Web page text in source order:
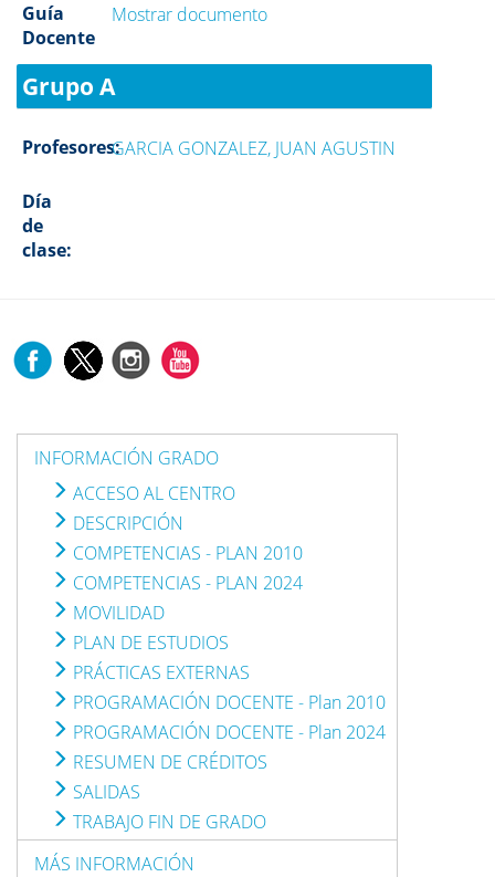
Guía
Docente
Mostrar documento
Grupo A
Profesores:GARCIA GONZALEZ, JUAN AGUSTIN
Día
de
clase:
INFORMACIÓN GRADO
ACCESO AL CENTRO
DESCRIPCIÓN
COMPETENCIAS - PLAN 2010
COMPETENCIAS - PLAN 2024
MOVILIDAD
PLAN DE ESTUDIOS
PRÁCTICAS EXTERNAS
PROGRAMACIÓN DOCENTE - Plan 2010
PROGRAMACIÓN DOCENTE - Plan 2024
RESUMEN DE CRÉDITOS
SALIDAS
TRABAJO FIN DE GRADO
MÁS INFORMACIÓN